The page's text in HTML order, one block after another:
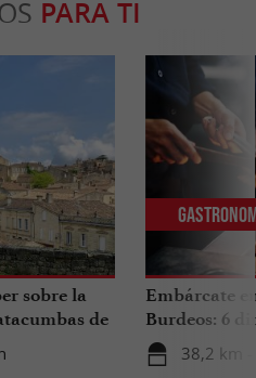
PARA TI
sobre la
de
Embárcate
Burdeos: 6
38,2 km